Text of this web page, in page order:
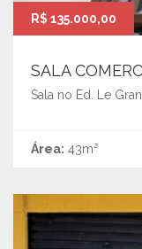
R$ 135.000,00
SALA
Sala no Ed. Le
Área: 43m²